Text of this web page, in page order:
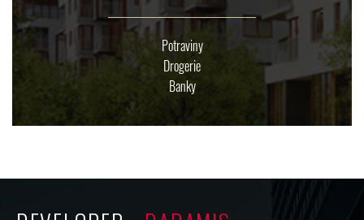
Potraviny
Drogerie
Banky